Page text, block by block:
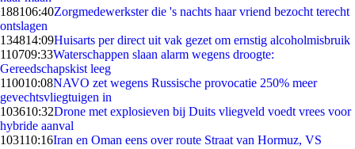
188106:40Zorgmedewerkster die 's nachts haar vriend bezocht terecht
ontslagen
134814:09Huisarts per direct uit vak gezet om ernstig alcoholmisbruik
110709:33Waterschappen slaan alarm wegens droogte:
Gereedschapskist leeg
110010:08NAVO zet wegens Russische provocatie 250% meer
gevechtsvliegtuigen in
103610:32Drone met explosieven bij Duits vliegveld voedt vrees voor
hybride aanval
103110:16Iran en Oman eens over route Straat van Hormuz, VS